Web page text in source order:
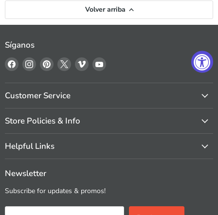
Volver arriba
Síganos
Encuéntrenos
Facebook
Encuéntrenos
Instagram
Encuéntrenos
Pinterest
Encuéntrenos
X
Encuéntrenos
Vimeo
Encuéntrenos
YouTube
Customer Service
Store Policies & Info
Helpful Links
Newsletter
Subscribe for updates & promos!